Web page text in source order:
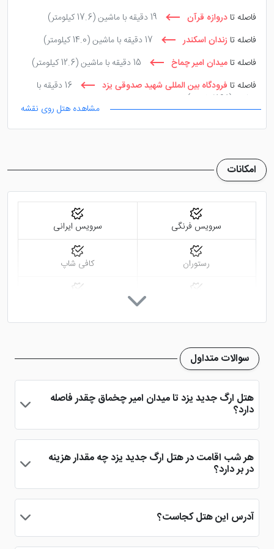
در کافی شاپ هتل شما می توانید انواع نوشیدنی های لذیذ
و گوارا (سرد یا گرم) را سفارش دهید و در مکانی دنج غذای
رفتار پرسنل رستوران بسیار حرفه ای بوده و با رفتار خود
رضایت میهمانان را جلب می کنند.
فاصله تا دروازه قرآن 19 دقیقه با ماشین
(17.6 کیلومتر)
فاصله تا زندان اسکندر 17 دقیقه با ماشین
(14.0 کیلومتر)
فاصله تا میدان امیر چماخ 15 دقیقه با ماشین
(12.6 کیلومتر)
فاصله تا فرودگاه بین المللی شهید صدوقی یزد
16 دقیقه با
ماشین
(16.1 کیلومتر)
مشاهده هتل روی نقشه
امکانات
سرویس فرنگی سرویس ایرانی
رستوران کافی شاپ
اینترنت در اتاق گشت درون و برون شهری
بیلیارد خدمات خشک شویی (لاندری)
دستگاه ATM فروشگاه
سالن بدنسازی
سوالات متداول
هتل ارگ جدید یزد تا میدان امیر چخماق چقدر فاصله
دارد؟
از این هتل یزد تا میدان امیر چخماق با خودرو 6 دقیقه فاصله
هر شب اقامت در هتل ارگ جدید یزد چه مقدار هزینه
در بر دارد؟
هزینه هر شب اقامت در این هتل یزد از شبی 500 هزار تومان شروع
می شود و تا شبی 1 میلیون تومان ادامه می یابد.
آدرس این هتل کجاست؟
این هتل در صفائیه، میدان اطلسی، بلوار اشرف، بلوار مناجات واقع